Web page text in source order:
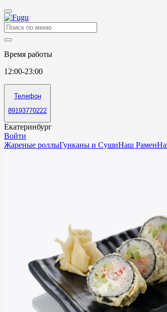
Время работы
12:00-23:00
Телефон
89193770222
Екатеринбург
Войти
Жареные роллыГунканы и СушиНаш Рамен